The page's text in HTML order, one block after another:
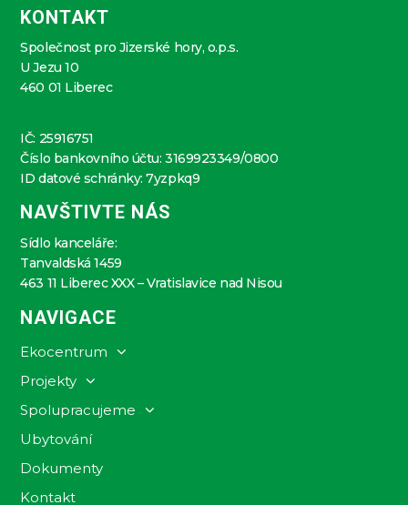
KONTAKT
Společnost pro Jizerské hory, o.p.s.
U Jezu 10
460 01 Liberec
IČ: 25916751
Číslo bankovního účtu: 3169923349/0800
ID datové schránky: 7yzpkq9
NAVŠTIVTE NÁS
Sídlo kanceláře:
Tanvaldská 1459
463 11 Liberec XXX – Vratislavice nad Nisou
NAVIGACE
Ekocentrum
Projekty
Spolupracujeme
Ubytování
Dokumenty
Kontakt